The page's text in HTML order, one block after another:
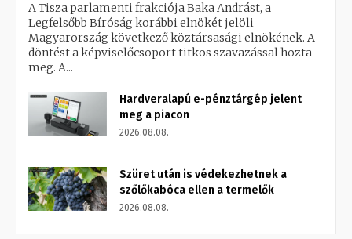
A Tisza parlamenti frakciója Baka Andrást, a
Legfelsőbb Bíróság korábbi elnökét jelöli
Magyarország következő köztársasági elnökének. A
döntést a képviselőcsoport titkos szavazással hozta
meg. A...
Hardveralapú e-pénztárgép jelent
meg a piacon
2026.08.08.
Szüret után is védekezhetnek a
szőlőkabóca ellen a termelők
2026.08.08.